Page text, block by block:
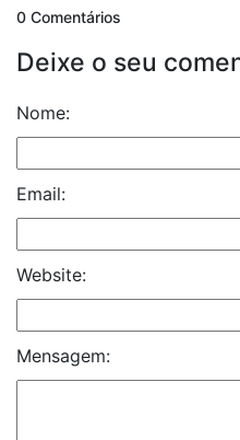
0 Comentários
Deixe o seu
Nome:
Email:
Website:
Mensagem: